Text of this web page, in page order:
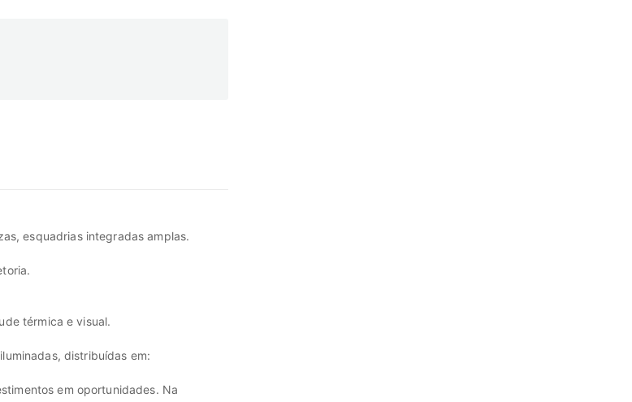
esquadrias integradas amplas.
térmica e visual.
distribuídas em:
em oportunidades. Na